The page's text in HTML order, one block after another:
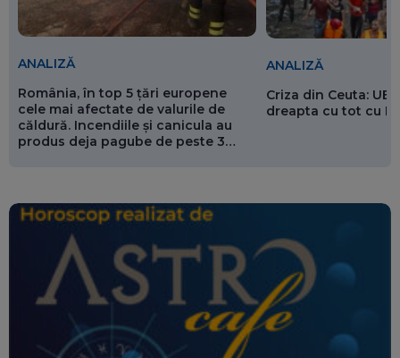
ANALIZĂ
România, în top 5 țări europene
cele mai afectate de valurile de
căldură. Incendiile și canicula au
produs deja pagube de peste 3
ANALIZĂ
Criza din Ceuta: UE
dreapta cu tot cu